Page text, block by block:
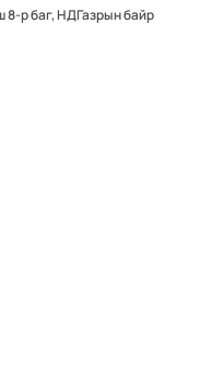
8-р баг, НДГазрын байр